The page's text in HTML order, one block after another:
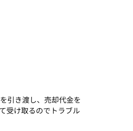
引き渡し、売却代金を
受け取るのでトラブル